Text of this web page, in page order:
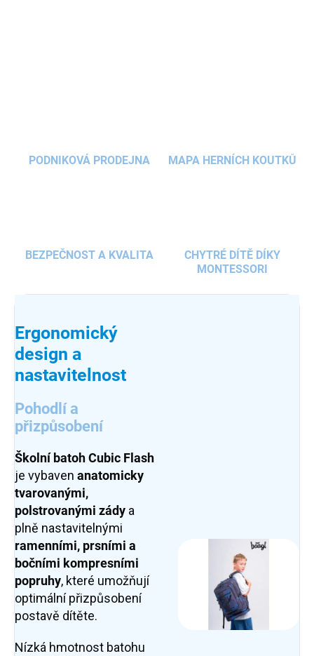
PODNIKOVÁ PRODEJNA MAPA HERNÍCH KOUTKŮ
BEZPEČNOST A KVALITA
CHYTRÉ DÍTĚ DÍKY
MONTESSORI
Ergonomický
design a
nastavitelnost
Pohodlí a
přizpůsobení
Školní batohCubic Flash
je vybaven anatomicky
tvarovanými,
polstrovanými zády a
plně nastavitelnými
ramenními, prsními a
bočními kompresními
popruhy, které umožňují
optimální přizpůsobení
postavě dítěte.
Nízká hmotnost batohu